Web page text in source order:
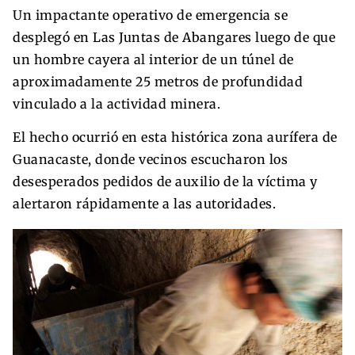
Un impactante operativo de emergencia se
desplegó en Las Juntas de Abangares luego de que
un hombre cayera al interior de un túnel de
aproximadamente 25 metros de profundidad
vinculado a la actividad minera.
El hecho ocurrió en esta histórica zona aurífera de
Guanacaste, donde vecinos escucharon los
desesperados pedidos de auxilio de la víctima y
alertaron rápidamente a las autoridades.